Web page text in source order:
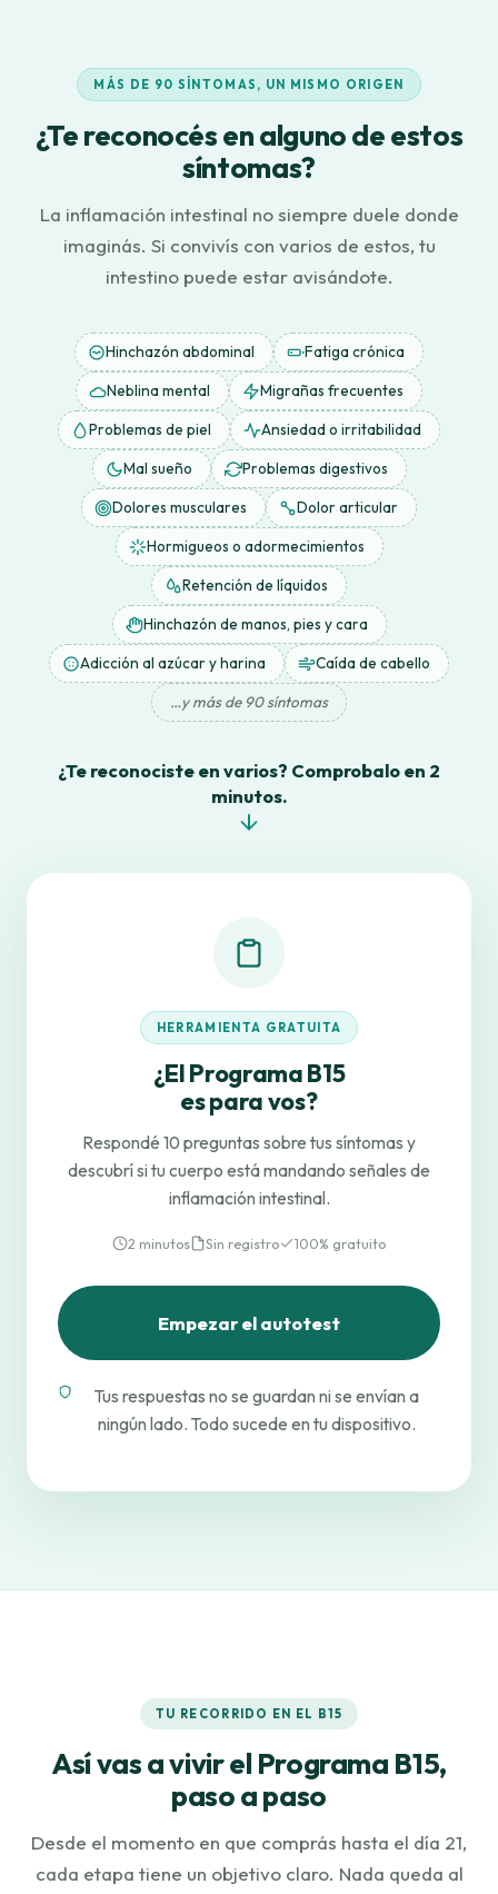
MÁS DE 90 SÍNTOMAS, UN MISMO ORIGEN
¿Te reconocés en alguno de estos
síntomas?
La inflamación intestinal no siempre duele donde
imaginás. Si convivís con varios de estos, tu
intestino puede estar avisándote.
Hinchazón abdominal
Fatiga crónica
Neblina mental
Migrañas frecuentes
Problemas de piel
Ansiedad o irritabilidad
Mal sueño
Problemas digestivos
Dolores musculares
Dolor articular
Hormigueos o adormecimientos
Retención de líquidos
Hinchazón de manos, pies y cara
Adicción al azúcar y harina
Caída de cabello
…y más de 90 síntomas
¿Te reconociste en varios? Comprobalo en 2
minutos.
HERRAMIENTA GRATUITA
¿El Programa B15
es para vos?
Respondé 10 preguntas sobre tus síntomas y
descubrí si tu cuerpo está mandando señales de
inflamación intestinal.
2 minutos Sin registro 100% gratuito
Empezar el autotest
Tus respuestas no se guardan ni se envían a
ningún lado. Todo sucede en tu dispositivo.
TU RECORRIDO EN EL B15
Así vas a vivir el Programa B15,
paso a paso
Desde el momento en que comprás hasta el día 21,
cada etapa tiene un objetivo claro. Nada queda al